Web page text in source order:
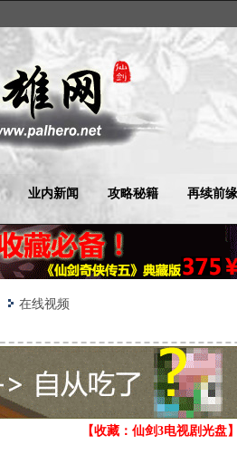
业内新闻 攻略秘籍 再续前缘
在线视频
【收藏：仙剑3电视剧光盘